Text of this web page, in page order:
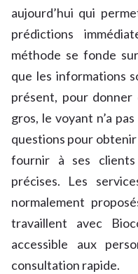
aujourd’hui qui
prédictions
méthode se fonde
que les informations
présent, pour donner
gros, le voyant n’a
questions pour
fournir à ses
précises. Les
normalement
travaillent avec
accessible aux
consultation rapide.